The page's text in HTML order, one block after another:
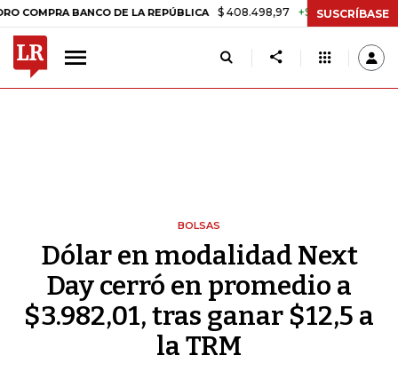
BANCO DE LA REPÚBLICA $ 408.498,97 +$ 8.753,81 +2,19%
SUSCRÍBASE
BOLSAS
Dólar en modalidad Next
Day cerró en promedio a
$3.982,01, tras ganar $12,5 a
la TRM